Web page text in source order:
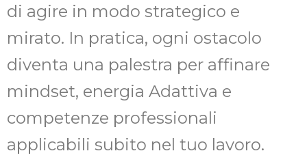
di agire in modo strategico e
mirato. In pratica, ogni ostacolo
diventa una palestra per affinare
mindset, energia Adattiva e
competenze professionali
applicabili subito nel tuo lavoro.